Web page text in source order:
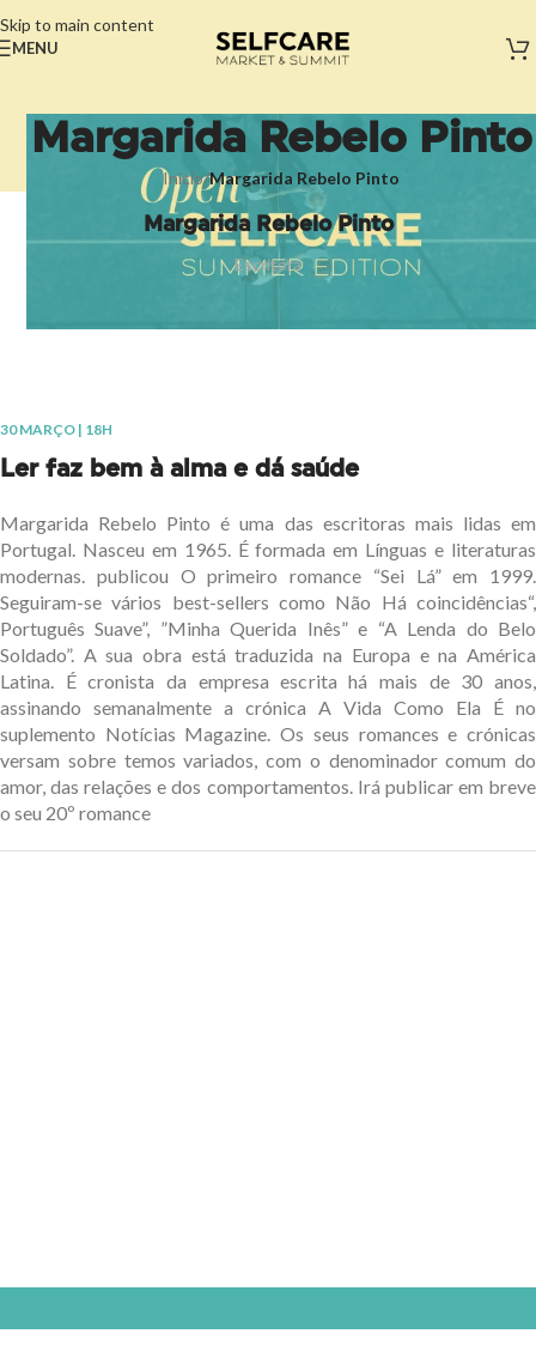
Skip to main content
MENU
Margarida Rebelo Pinto
Início/Margarida Rebelo Pinto
Margarida Rebelo Pinto
Escritora
30 MARÇO | 18H
Ler faz bem à alma e dá saúde
Margarida Rebelo Pinto é uma das escritoras mais lidas em
Portugal. Nasceu em 1965. É formada em Línguas e literaturas
modernas. publicou O primeiro romance “Sei Lá” em 1999.
Seguiram-se vários best-sellers como Não Há coincidências“,
Português Suave”, ”Minha Querida Inês” e “A Lenda do Belo
Soldado”. A sua obra está traduzida na Europa e na América
Latina. É cronista da empresa escrita há mais de 30 anos,
assinando semanalmente a crónica A Vida Como Ela É no
suplemento Notícias Magazine. Os seus romances e crónicas
versam sobre temos variados, com o denominador comum do
amor, das relações e dos comportamentos. Irá publicar em breve
o seu 20º romance